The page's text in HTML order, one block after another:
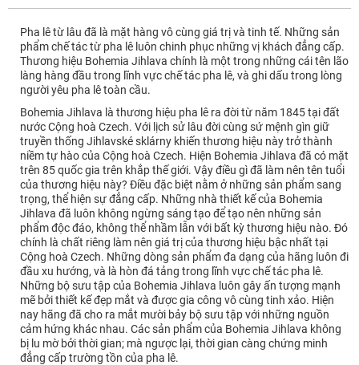
Pha lê từ lâu đã là mặt hàng vô cùng giá trị và tinh tế. Những sản
phẩm chế tác từ pha lê luôn chinh phục những vị khách đẳng cấp.
Thương hiệu Bohemia Jihlava chính là một trong những cái tên lão
làng hàng đầu trong lĩnh vực chế tác pha lê, và ghi dấu trong lòng
người yêu pha lê toàn cầu.
Bohemia Jihlava là thương hiệu pha lê ra đời từ năm 1845 tại đất
nước Cộng hoà Czech. Với lịch sử lâu đời cùng sứ mệnh gìn giữ
truyền thống Jihlavské sklárny khiến thương hiệu này trở thành
niềm tự hào của Cộng hoà Czech. Hiện Bohemia Jihlava đã có mặt
trên 85 quốc gia trên khắp thế giới. Vậy điều gì đã làm nên tên tuổi
của thương hiệu này? Điều đặc biệt nằm ở những sản phẩm sang
trọng, thể hiện sự đẳng cấp. Những nhà thiết kế của Bohemia
Jihlava đã luôn không ngừng sáng tạo để tạo nên những sản
phẩm độc đáo, không thể nhầm lẫn với bất kỳ thương hiệu nào. Đó
chính là chất riêng làm nên giá trị của thương hiệu bậc nhất tại
Cộng hoà Czech. Những dòng sản phẩm đa dạng của hãng luôn đi
đầu xu hướng, và là hòn đá tảng trong lĩnh vực chế tác pha lê.
Những bộ sưu tập của Bohemia Jihlava luôn gây ấn tượng mạnh
mẽ bởi thiết kế đẹp mắt và được gia công vô cùng tinh xảo. Hiện
nay hãng đã cho ra mắt mười bảy bộ sưu tập với những nguồn
cảm hứng khác nhau. Các sản phẩm của Bohemia Jihlava không
bị lu mờ bởi thời gian; mà ngược lại, thời gian càng chứng minh
đẳng cấp trường tồn của pha lê.